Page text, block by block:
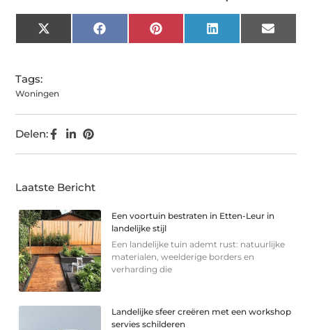
X
(Twitter)
Facebook Pinterest LinkedIn Email
Tags:
Woningen
Delen:
Laatste Bericht
Een voortuin bestraten in Etten-Leur in
landelijke stijl
Een landelijke tuin ademt rust: natuurlijke
materialen, weelderige borders en
verharding die
Landelijke sfeer creëren met een workshop
servies schilderen